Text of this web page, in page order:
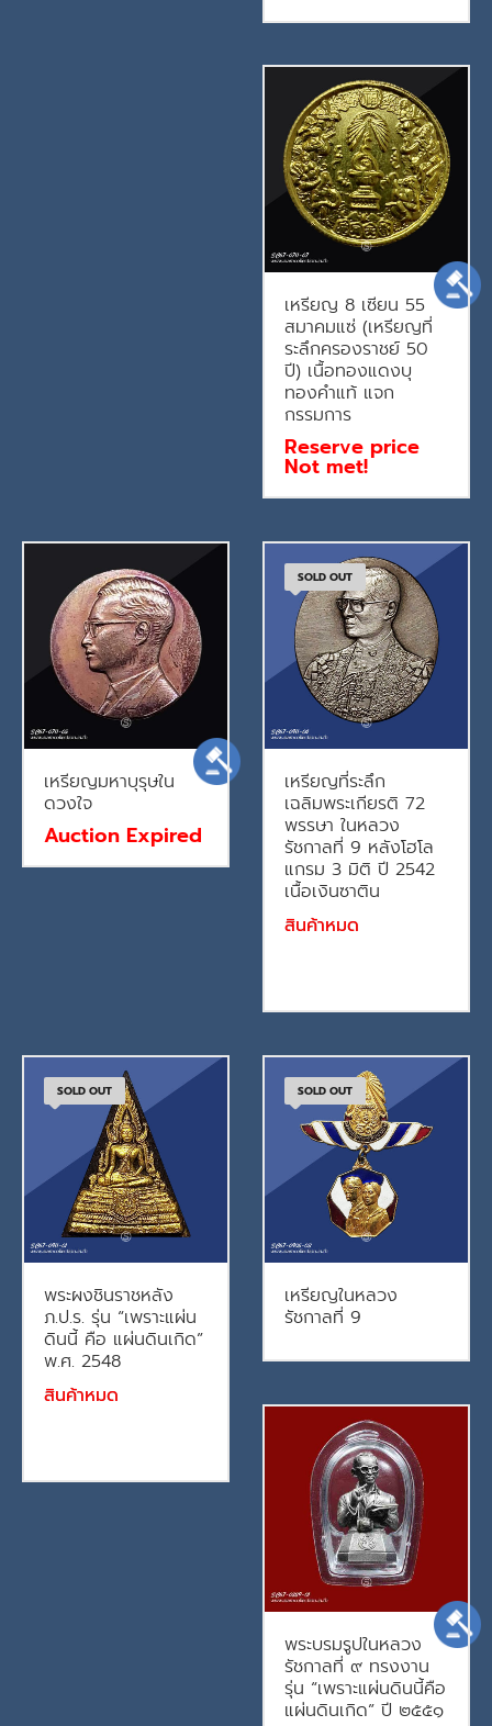
เหรียญ 8 เซียน 55
สมาคมแซ่ (เหรียญที่
ระลึกครองราชย์ 50
ปี) เนื้อทองแดงบุ
ทองคำแท้ แจก
กรรมการ
Reserve price
Not met!
เหรียญมหาบุรุษใน
ดวงใจ
Auction Expired
SOLD OUT
เหรียญที่ระลึก
เฉลิมพระเกียรติ 72
พรรษา ในหลวง
รัชกาลที่ 9 หลังโฮโล
แกรม 3 มิติ ปี 2542
เนื้อเงินซาติน
สินค้าหมด
SOLD OUT
พระผงชินราชหลัง
ภ.ป.ร. รุ่น “เพราะแผ่น
ดินนี้ คือ แผ่นดินเกิด”
พ.ศ. 2548
สินค้าหมด
SOLD OUT
เหรียญในหลวง
รัชกาลที่ 9
พระบรมรูปในหลวง
รัชกาลที่ ๙ ทรงงาน
รุ่น “เพราะแผ่นดินนี้คือ
แผ่นดินเกิด” ปี ๒๕๕๑